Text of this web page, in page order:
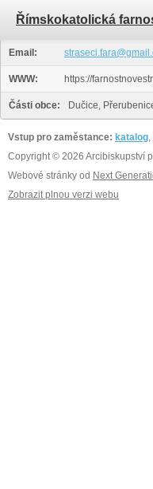
Římskokatolická
Email:
WWW: https://
Části obce: Dučice,
Vstup pro zaměstance: katalog,
Copyright © 2026 Arcibiskupství
Webové stránky od Next
Zobrazit plnou verzi webu